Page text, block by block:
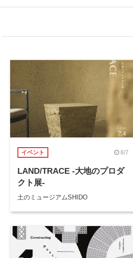
イベント 8/7
LAND/TRACE -大地のプロダ
クト展-
土のミュージアムSHIDO